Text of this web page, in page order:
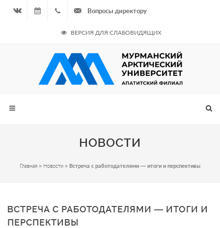
06.08.2026
- Чётная
неделя
964
687
Вопросы директору
ВЕРСИЯ ДЛЯ СЛАБОВИДЯЩИХ
НОВОСТИ
Главная » Новости » Встреча с работодателями — итоги и перспективы
ВСТРЕЧА С РАБОТОДАТЕЛЯМИ — ИТОГИ И
ПЕРСПЕКТИВЫ